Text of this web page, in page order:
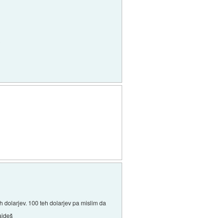
dolarjev. 100 teh dolarjev pa mislim da